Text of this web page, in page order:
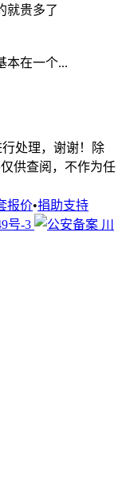
就贵多了
本在一个...
行处理，谢谢！除
供查阅，不作为任
报价•捐助支持
号-3
川